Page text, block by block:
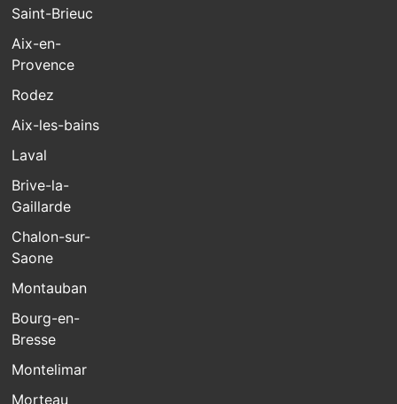
Saint-Brieuc
Aix-en-
Provence
Rodez
Aix-les-bains
Laval
Brive-la-
Gaillarde
Chalon-sur-
Saone
Montauban
Bourg-en-
Bresse
Montelimar
Morteau